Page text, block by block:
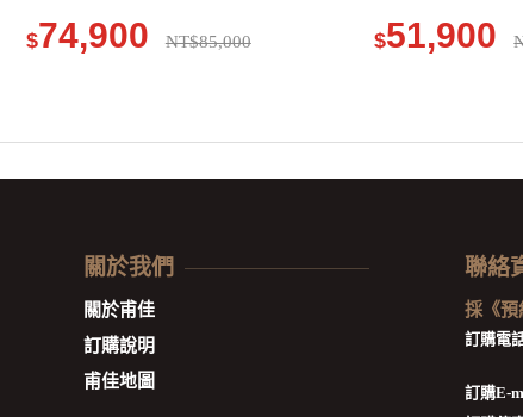
$74,900 NT$85,000 $51,900
關於我們
關於甫佳
訂購說明
甫佳地圖
聯絡
採《預
訂購電
訂購E-